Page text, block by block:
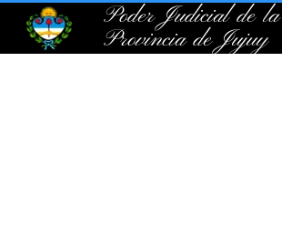
Poder Judicial de la
Provincia de Jujuy